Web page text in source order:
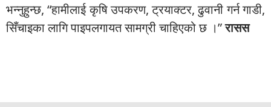
भन्नुहुन्छ, “हामीलाई कृषि उपकरण, ट्रयाक्टर, ढुवानी गर्न गाडी,
सिँचाइका लागि पाइपलगायत सामग्री चाहिएको छ ।”रासस